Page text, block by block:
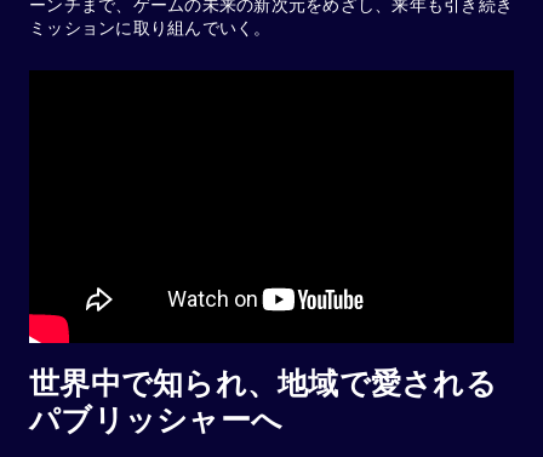
ーンチまで、ゲームの未来の新次元をめざし、来年も引き続き
ミッションに取り組んでいく。
世界中で知られ、地域で愛される
パブリッシャーへ